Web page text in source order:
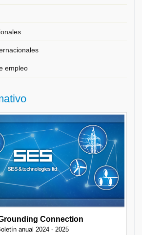
empleo
Connection
anual 2024 - 2025